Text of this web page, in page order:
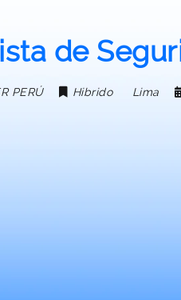
de
PERÚ Hibrido Lima